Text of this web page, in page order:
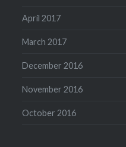
April 2017
March 2017
December 2016
November 2016
October 2016